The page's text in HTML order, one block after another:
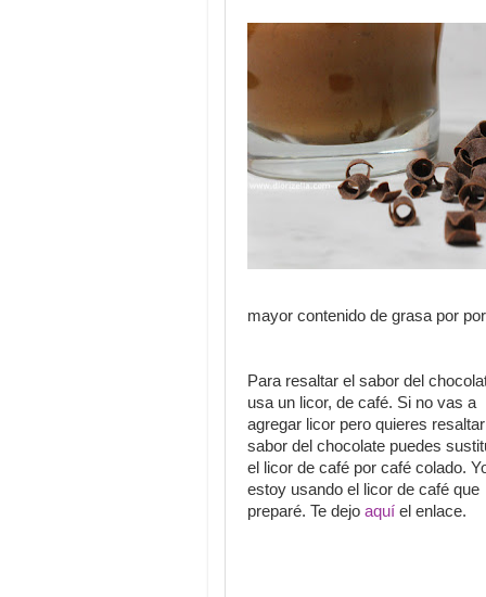
mayor contenido de grasa por
Para resaltar el sabor del
usa un licor, de café. Si no vas a
agregar licor pero quieres
sabor del chocolate puedes
el licor de café por café colado.
estoy usando el licor de café que
preparé. Te dejo aquí el enlace.